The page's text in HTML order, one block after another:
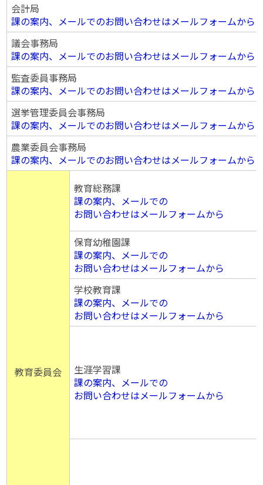
会計局
課の案内、メールでのお問い合わせはメールフォームから
議会事務局
課の案内、メールでのお問い合わせはメールフォームから
監査委員事務局
課の案内、メールでのお問い合わせはメールフォームから
選挙管理委員会事務局
課の案内、メールでのお問い合わせはメールフォームから
農業委員会事務局
課の案内、メールでのお問い合わせはメールフォームから
教育委員会
教育総務課
課の案内、メールでの
お問い合わせはメールフォームから
保育幼稚園課
課の案内、メールでの
お問い合わせはメールフォームから
学校教育課
課の案内、メールでの
お問い合わせはメールフォームから
生涯学習課
課の案内、メールでの
お問い合わせはメールフォームから